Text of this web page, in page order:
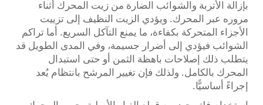
بإزالة الأتربة والشوائب الضارة من زيت المحرك أثناء
مروره عبر المحرك. ويؤدي الزيت النظيف إلى تزييت
الأجزاء المتحركة بكفاءة، ما يمنع التآكل السريع. أما تراكم
الشوائب فيؤدي إلى أضرار جسيمة، وفي المدى الطويل قد
يتطلب ذلك إصلاحات باهظة الثمن أو حتى استبدال
المحرك بالكامل. ولذلك فإن تغيير المرشح بانتظام يُعد
إجراءً أساسيًّا.